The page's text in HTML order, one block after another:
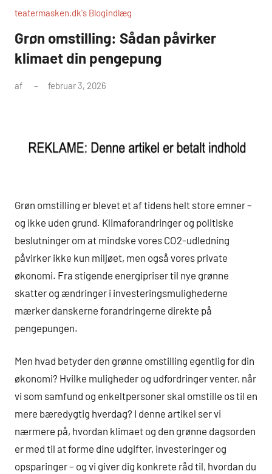
teatermasken.dk's Blogindlæg
Grøn omstilling: Sådan påvirker
klimaet din pengepung
af februar 3, 2026
Grøn omstilling er blevet et af tidens helt store emner –
og ikke uden grund. Klimaforandringer og politiske
beslutninger om at mindske vores CO2-udledning
påvirker ikke kun miljøet, men også vores private
økonomi. Fra stigende energipriser til nye grønne
skatter og ændringer i investeringsmulighederne
mærker danskerne forandringerne direkte på
pengepungen.
Men hvad betyder den grønne omstilling egentlig for din
økonomi? Hvilke muligheder og udfordringer venter, når
vi som samfund og enkeltpersoner skal omstille os til en
mere bæredygtig hverdag? I denne artikel ser vi
nærmere på, hvordan klimaet og den grønne dagsorden
er med til at forme dine udgifter, investeringer og
opsparinger – og vi giver dig konkrete råd til, hvordan du